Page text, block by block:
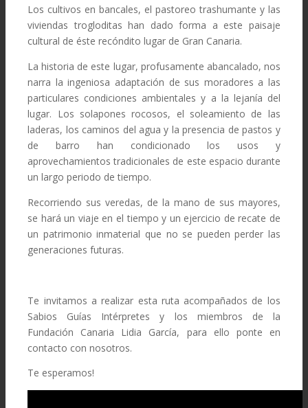
Los cultivos en bancales, el pastoreo trashumante y las
viviendas trogloditas han dado forma a este paisaje
cultural de éste recóndito lugar de Gran Canaria.
La historia de este lugar, profusamente abancalado, nos
narra la ingeniosa adaptación de sus moradores a las
particulares condiciones ambientales y a la lejanía del
lugar. Los solapones rocosos, el soleamiento de las
laderas, los caminos del agua y la presencia de pastos y
de barro han condicionado los usos y
aprovechamientos tradicionales de este espacio durante
un largo periodo de tiempo.
Recorriendo sus veredas, de la mano de sus mayores,
se hará un viaje en el tiempo y un ejercicio de recate de
un patrimonio inmaterial que no se pueden perder las
generaciones futuras.
Te invitamos a realizar esta ruta acompañados de los
Sabios Guías Intérpretes y los miembros de la
Fundación Canaria Lidia García, para ello ponte en
contacto con nosotros.
Te esperamos!